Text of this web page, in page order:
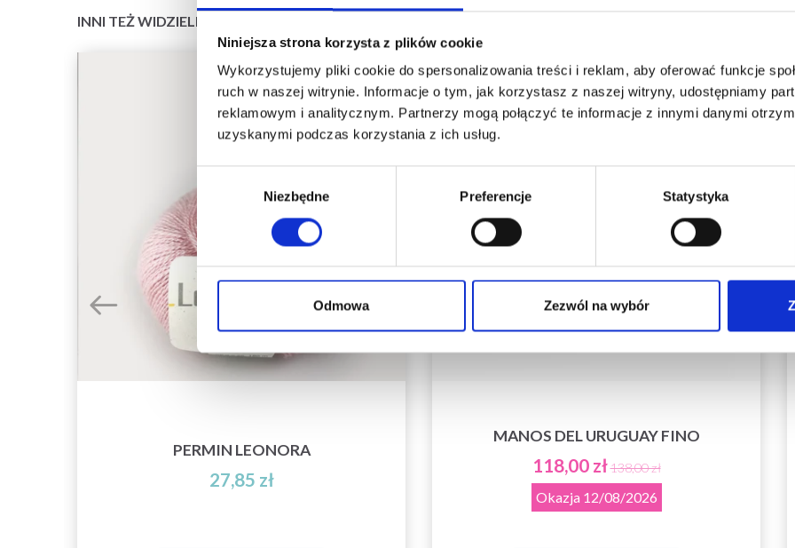
Niniejsza strona korzysta z plików cookie
Wykorzystujemy pliki cookie do spersonalizowania treści i reklam, aby oferować funkcje
ruch w naszej witrynie. Informacje o tym, jak korzystasz z naszej witryny, udostępniamy
reklamowym i analitycznym. Partnerzy mogą połączyć te informacje z innymi danymi
uzyskanymi podczas korzystania z ich usług.
Niezbędne Preferencje Statystyka
Odmowa Zezwól na wybór
INNI TEŻ WIDZIELI
PERMIN LEONORA
27,85 zł
14%Promocja
MANOS DEL URUGUAY FINO
118,00 zł138,00 zł
Okazja 12/08/2026
Oszczędź nawet do 50%
Stań się częścią naszej społeczności miłośników
włóczek i uzyskaj wyłączny dostęp do
inspirujących wzorów na druty i specjalnych
Nie, dziękuję